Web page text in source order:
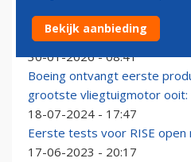
Boeing ontdekt nieuw
tijdens inspectie
30-01-2026 - 08:41
Boeing ontvangt eerste
grootste vliegtuigmotor ooit:
18-07-2024 - 17:47
Eerste tests voor RISE
17-06-2023 - 20:17
Bekijk aanbieding